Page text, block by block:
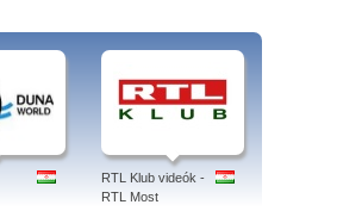
királya, Blood+
naruto, régi mesék
RTL Klub videók -
RTL Most